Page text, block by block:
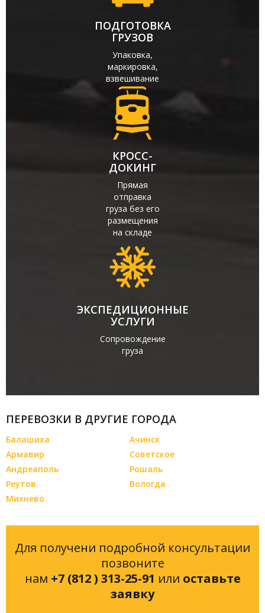
ПОДГОТОВКА
ГРУЗОВ
Упаковка,
маркировка,
взвешивание
КРОСС-
ДОКИНГ
Прямая
отправка
груза без его
размещения
на складе
ЭКСПЕДИЦИОННЫЕ
УСЛУГИ
Сопровождение
груза
ПЕРЕВОЗКИ В ДРУГИЕ ГОРОДА
Балашиха
Ачинск
Армавир
Советское
Андреаполь
Рошаль
Реутов
Вологда
Михнево
Для получени подробной консультации
позвоните
нам +7 (812 ) 313-25-91 или оставьте
заявку